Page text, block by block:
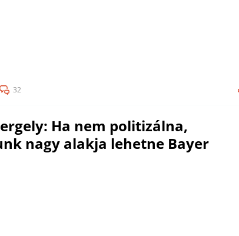
32
Ha nem politizálna,
nagy alakja lehetne Bayer